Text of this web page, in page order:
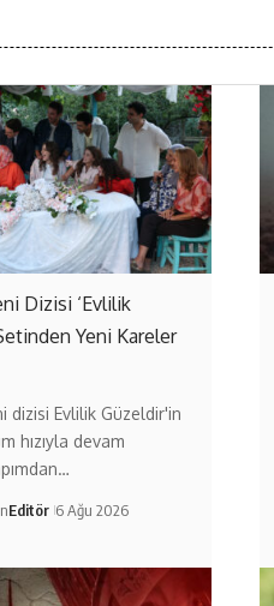
Dizisi ‘Evlilik
Yeni Kareler
dizisi Evlilik Güzeldir'in
hızıyla devam
Editör 6 Ağu 2026